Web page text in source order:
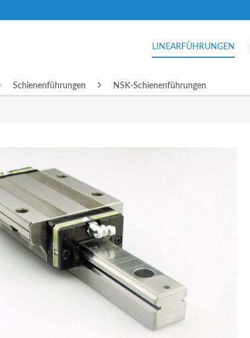
Schienenführungen NSK-Schienenführungen
LINEARFÜHRUNGEN